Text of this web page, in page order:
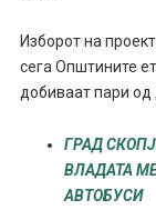
Изборот на
сега Општините
добиваат пари од
ГРАД
ВЛАДАТА
АВТОБУСИ